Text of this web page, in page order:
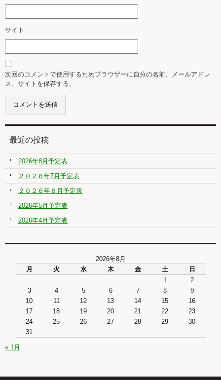
サイト
次回のコメントで使用するためブラウザーに自分の名前、メールアドレ
ス、サイトを保存する。
最近の投稿
2026年8月予定表
２０２６年7月予定表
２０２６年６月予定表
2026年5月予定表
2026年4月予定表
2026年8月
月
火 水 木 金 土
日
1
2
3
4 5 6 7 8
9
10
11 12 13 14 15
16
17
18 19 20 21 22
23
24
25 26 27 28 29
30
31
« 1月